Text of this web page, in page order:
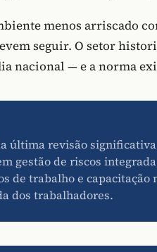
menos arriscado
seguir. O setor
nacional — e a norma
última revisão
gestão de riscos
de trabalho e capacitação
dos trabalhadores.